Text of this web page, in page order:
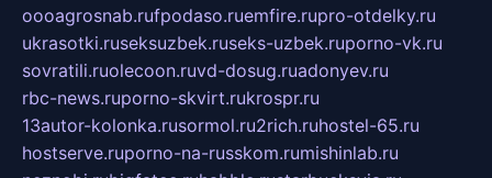
oooagrosnab.rufpodaso.ruemfire.rupro-otdelky.ru
ukrasotki.ruseksuzbek.ruseks-uzbek.ruporno-vk.ru
sovratili.ruolecoon.ruvd-dosug.ruadonyev.ru
rbc-news.ruporno-skvirt.rukrospr.ru
13autor-kolonka.rusormol.ru2rich.ruhostel-65.ru
hostserve.ruporno-na-russkom.rumishinlab.ru